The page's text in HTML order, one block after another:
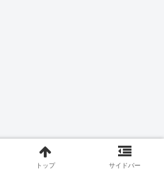
トップ サイドバー